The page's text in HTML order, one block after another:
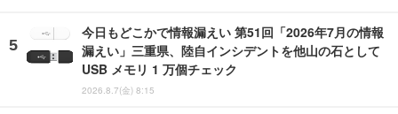
今日もどこかで情報漏えい 第51回「2026年7月の情報
漏えい」三重県、陸自インシデントを他山の石として
USB メモリ 1 万個チェック
2026.8.7(金) 8:15